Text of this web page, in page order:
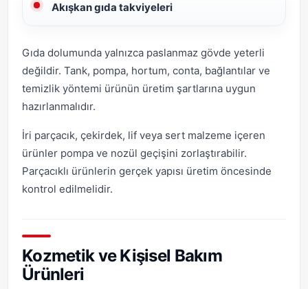
Akışkan gıda takviyeleri
Gıda dolumunda yalnızca paslanmaz gövde yeterli
değildir. Tank, pompa, hortum, conta, bağlantılar ve
temizlik yöntemi ürünün üretim şartlarına uygun
hazırlanmalıdır.
İri parçacık, çekirdek, lif veya sert malzeme içeren
ürünler pompa ve nozül geçişini zorlaştırabilir.
Parçacıklı ürünlerin gerçek yapısı üretim öncesinde
kontrol edilmelidir.
Kozmetik ve Kişisel Bakım
Ürünleri